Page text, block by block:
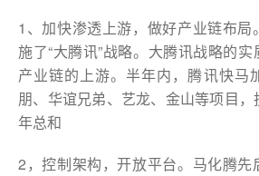
1、加快渗透上游，做好产业链布局
施了“大腾讯”战略。大腾讯战略的
产业链的上游。半年内，腾讯快马
朋、华谊兄弟、艺龙、金山等项目
年总和
2，控制架构，开放平台。马化腾先